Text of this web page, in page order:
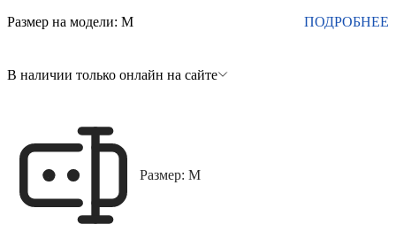
Размер на модели: М ПОДРОБНЕЕ
В наличии только онлайн на сайте
Размер: M